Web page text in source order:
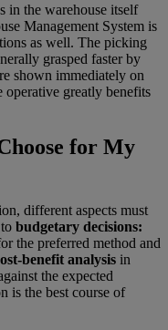
in the warehouse itself
Management System is
as well. The picking
grasped faster by
shown immediately on
operative greatly benefits
for My
different aspects must
budgetary decisions:
the preferred method and
benefit analysis in
the expected
is the best course of